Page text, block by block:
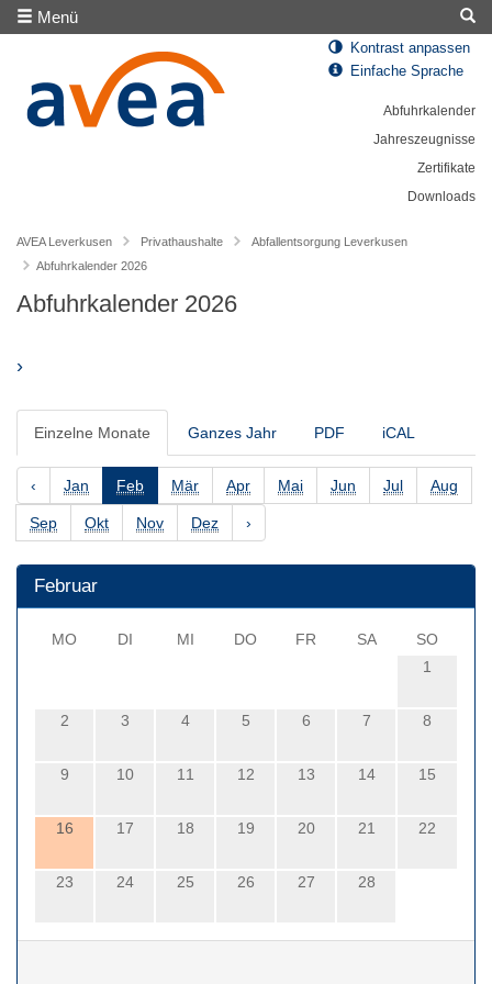
Menü
Kontrast anpassen
Einfache Sprache
Abfuhrkalender
Jahreszeugnisse
Zertifikate
Downloads
AVEA Leverkusen Privathaushalte
Abfallentsorgung Leverkusen
Abfuhrkalender 2026
Abfuhrkalender 2026
›
Einzelne Monate Ganzes Jahr PDF iCAL
‹ Jan Feb Mär Apr Mai Jun Jul Aug
Sep Okt Nov Dez ›
Februar
MO DI MI DO FR SA
SO
1
2 3 4 5 6 7 8
9 10 11 12 13 14 15
16 17 18 19 20 21 22
23 24 25 26 27 28